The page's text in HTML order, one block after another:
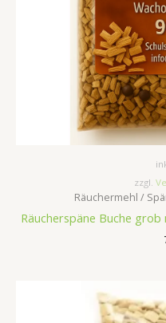
zzgl.
Räuchermehl /
Räucherspäne Buche